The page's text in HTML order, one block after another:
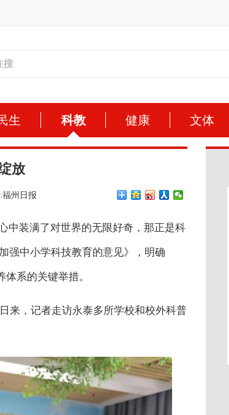
生 科教 健康 文体
放
福州日报
中装满了对世界的无限好奇，那正是科
强中小学科技教育的意见》，明确
系的关键举措。
来，记者走访永泰多所学校和校外科普